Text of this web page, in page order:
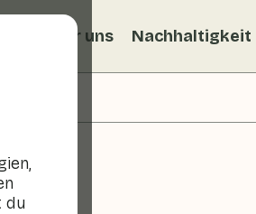
du
Über uns Nachhaltigkeit